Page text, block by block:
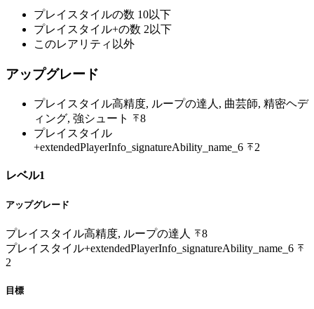
プレイスタイルの数 10以下
プレイスタイル+の数 2以下
このレアリティ以外
アップグレード
プレイスタイル高精度, ループの達人, 曲芸師, 精密ヘデ
ィング, 強シュート
8
プレイスタイル
+extendedPlayerInfo_signatureAbility_name_6 2
レベル1
アップグレード
プレイスタイル高精度, ループの達人
8
プレイスタイル+extendedPlayerInfo_signatureAbility_name_6
2
目標